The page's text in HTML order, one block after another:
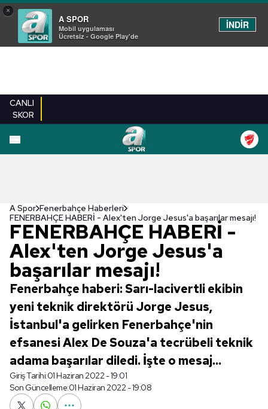
×
A SPOR
Mobil uygulaması
Ücretsiz - Google Play'de
İNDİR
CANLI
SKOR
A Spor Fenerbahçe Haberleri
FENERBAHÇE HABERİ - Alex'ten Jorge Jesus'a başarılar mesajı!
FENERBAHÇE HABERİ -
Alex'ten Jorge Jesus'a
başarılar mesajı!
Fenerbahçe haberi: Sarı-lacivertli ekibin
yeni teknik direktörü Jorge Jesus,
İstanbul'a gelirken Fenerbahçe'nin
efsanesi Alex De Souza'a tecrübeli teknik
adama başarılar diledi. İşte o mesaj...
Giriş Tarihi:01 Haziran 2022 - 19:01
Son Güncelleme:01 Haziran 2022 - 19:08